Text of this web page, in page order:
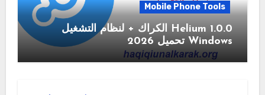
Mobile Phone Tools
1.0.0 Helium الكراك + لنظام التشغيل
Windows تحميل 2026